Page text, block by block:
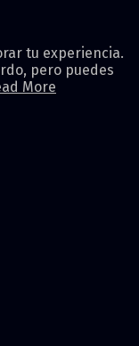
tu experiencia.
pero puedes
More